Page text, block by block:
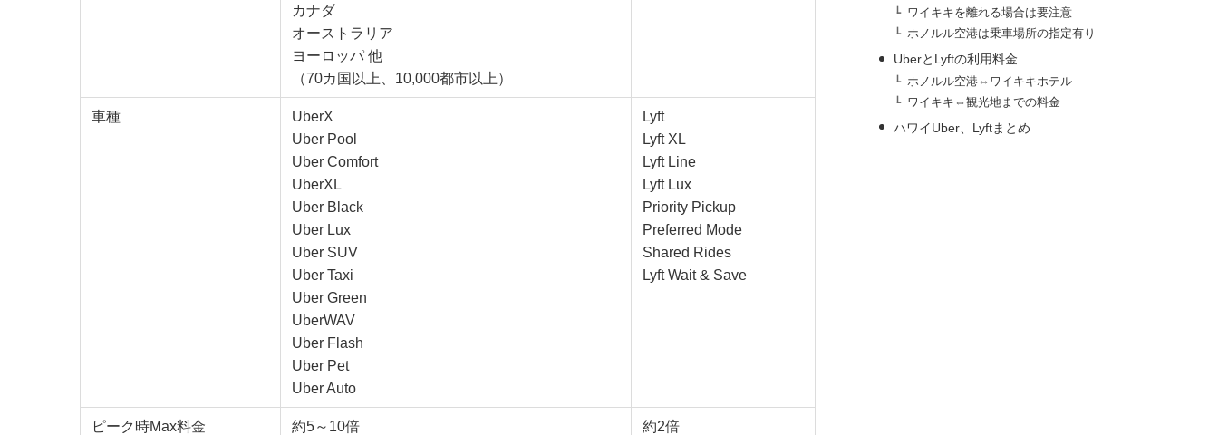
カナダ
オーストラリア
ヨーロッパ 他
（70カ国以上、10,000都市以上）
車種
UberX
Uber Pool
Uber Comfort
UberXL
Uber Black
Uber Lux
Uber SUV
Uber Taxi
Uber Green
UberWAV
Uber Flash
Uber Pet
Uber Auto
Lyft
Lyft XL
Lyft Line
Lyft Lux
Priority Pickup
Preferred Mode
Shared Rides
Lyft Wait & Save
ピーク時Max料金 約5～10倍 約2倍
ワイキキを離れる場合は要注意
ホノルル空港は乗車場所の指定有り
UberとLyftの利用料金
ホノルル空港⇔ワイキキホテル
ワイキキ⇔観光地までの料金
ハワイUber、Lyftまとめ